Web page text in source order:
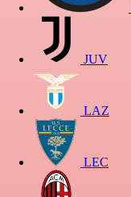
JUV
LAZ
LEC